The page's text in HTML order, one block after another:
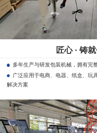
匠心 · 铸
多年生产与研发包装机械，拥有完
广泛应用于电商、电器、纸盒、玩
解决方案